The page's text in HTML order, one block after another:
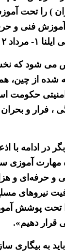
فنی و
۱۴۰۲)
شود که
شده از چین،
حکومت
فرار و بحران
در ادامه با
حرفه‌ای و
نیروهای
را تحت پوشش
دهیم».
به بیگاری